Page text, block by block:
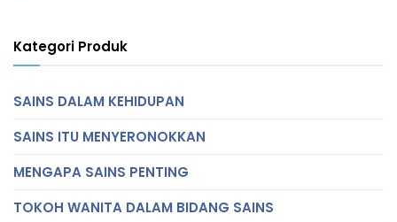
Kategori Produk
SAINS DALAM KEHIDUPAN
SAINS ITU MENYERONOKKAN
MENGAPA SAINS PENTING
TOKOH WANITA DALAM BIDANG SAINS